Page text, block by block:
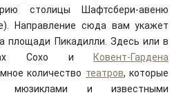
столицы Шафтсбери-авеню
Направление сюда вам укажет
площади Пикадилли. Здесь или в
Сохо и
Ковент-Гардена
количество театров, которые
мюзиклами и известными